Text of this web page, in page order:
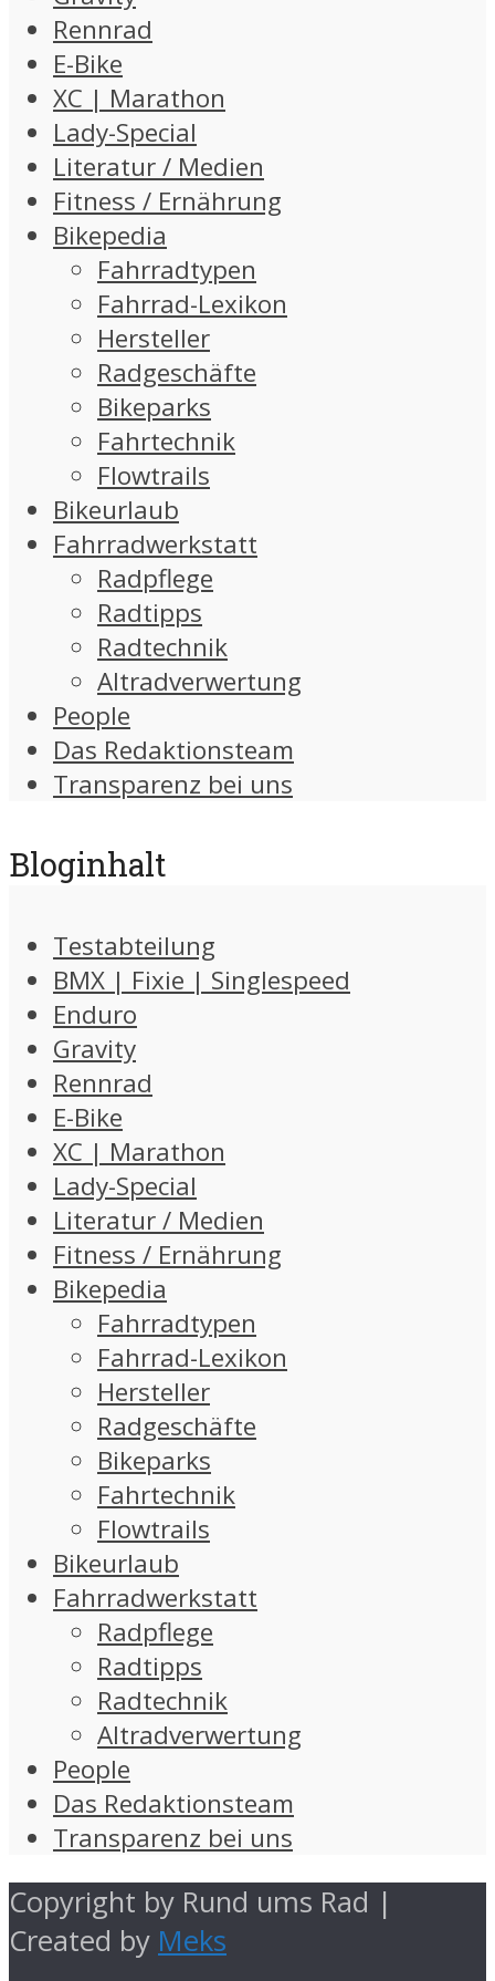
Rennrad
E-Bike
XC | Marathon
Lady-Special
Literatur / Medien
Fitness / Ernährung
Bikepedia
Fahrradtypen
Fahrrad-Lexikon
Hersteller
Radgeschäfte
Bikeparks
Fahrtechnik
Flowtrails
Bikeurlaub
Fahrradwerkstatt
Radpflege
Radtipps
Radtechnik
Altradverwertung
People
Das Redaktionsteam
Transparenz bei uns
Bloginhalt
Testabteilung
BMX | Fixie | Singlespeed
Enduro
Gravity
Rennrad
E-Bike
XC | Marathon
Lady-Special
Literatur / Medien
Fitness / Ernährung
Bikepedia
Fahrradtypen
Fahrrad-Lexikon
Hersteller
Radgeschäfte
Bikeparks
Fahrtechnik
Flowtrails
Bikeurlaub
Fahrradwerkstatt
Radpflege
Radtipps
Radtechnik
Altradverwertung
People
Das Redaktionsteam
Transparenz bei uns
Copyright by Rund ums Rad |
Created by Meks